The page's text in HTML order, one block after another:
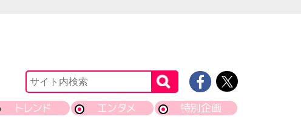
トレンド エンタメ 特別企画